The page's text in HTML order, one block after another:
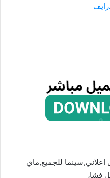
للجميع,ماي
فشار